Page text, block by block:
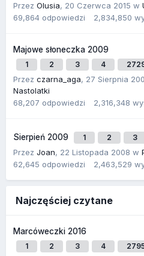
Przez Olusia, 20 Czerwca 2015 w
69,864 odpowiedzi 2,834,850
Majowe słoneczka 2009
1 2 3 4
Przez czarna_aga, 27 Sierpnia
Nastolatki
68,207 odpowiedzi 2,316,348
Sierpień 2009 1 2 3
Przez Joan, 22 Listopada 2008 w
62,645 odpowiedzi 2,463,529
Najczęściej czytane
Marcóweczki 2016
1 2 3 4